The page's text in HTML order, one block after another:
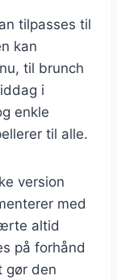
tilpasses til
kan
til brunch
i
enkle
til alle.
version
med
altid
på forhånd
gør den